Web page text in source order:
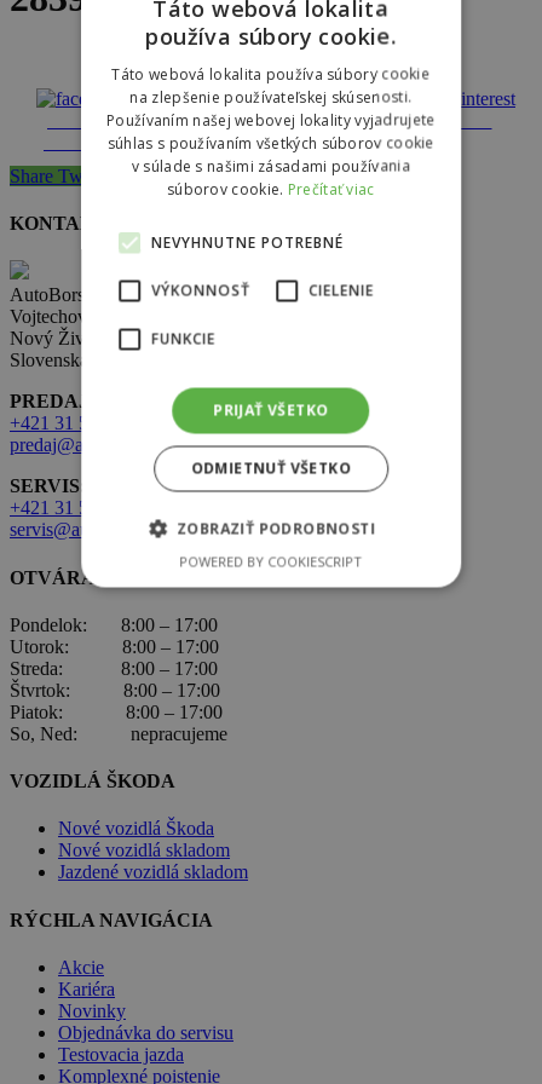
Share on
Facebook
Tweet Follow us
Share Tweet Share Pin
KONTAKT
AutoBors s.r.o.
Vojtechovce 321,
Nový Život 930 38
Slovenská republika
PREDAJ:
+421 31 569 2 502
predaj@autobors.sk
SERVIS:
+421 31 569 1 080
servis@autobors.sk
OTVÁRACIE HODINY
Pondelok: 8:00 – 17:00
Utorok: 8:00 – 17:00
Streda: 8:00 – 17:00
Štvrtok: 8:00 – 17:00
Piatok: 8:00 – 17:00
So, Ned: nepracujeme
VOZIDLÁ ŠKODA
Nové vozidlá Škoda
Nové vozidlá skladom
Jazdené vozidlá skladom
RÝCHLA NAVIGÁCIA
Akcie
Kariéra
Novinky
Objednávka do servisu
Testovacia jazda
Komplexné poistenie
Táto webová lokalita
používa súbory cookie.
Táto webová lokalita používa súbory cookie
na zlepšenie používateľskej skúsenosti.
Používaním našej webovej lokality vyjadrujete
súhlas s používaním všetkých súborov cookie
v súlade s našimi zásadami používania
súborov cookie. Prečítať viac
NEVYHNUTNE POTREBNÉ
VÝKONNOSŤ CIELENIE
FUNKCIE
PRIJAŤ VŠETKO
ODMIETNUŤ VŠETKO
ZOBRAZIŤ PODROBNOSTI
POWERED BY COOKIESCRIPT